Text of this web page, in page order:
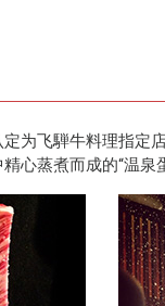
为飞騨牛料理指定
心蒸煮而成的“温泉